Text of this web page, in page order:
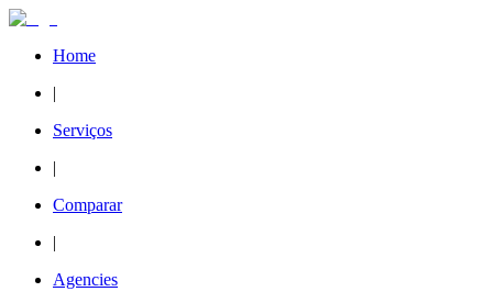
Home
|
Serviços
|
Comparar
|
Agencies